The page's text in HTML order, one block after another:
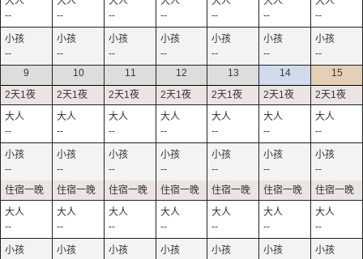
--
--
--
--
--
--
--
--
--
--
--
--
--
--
9
--
--
--
10
--
--
--
11
--
--
--
12
--
--
--
13
--
--
--
14
--
--
--
15
--
--
--